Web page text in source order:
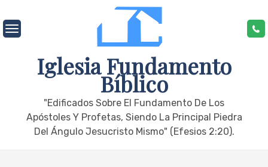
to
content
Iglesia Fundamento
Bíblico
"edificados Sobre El Fundamento De Los
Apóstoles Y Profetas, Siendo La Principal Piedra
Del Ángulo Jesucristo Mismo" (Efesios 2:20).